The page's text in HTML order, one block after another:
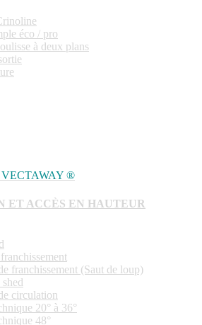
éco / pro
à deux plans
VECTAWAY ®
ET ACCÈS EN HAUTEUR
franchissement (Saut de loup)
shed
circulation
20° à 36°
48°